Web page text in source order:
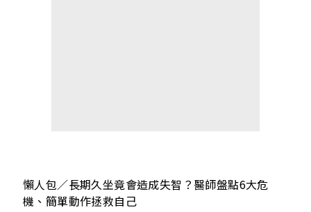
懶人包／長期久坐竟會造成失智？醫師盤點6大危
機、簡單動作拯救自己